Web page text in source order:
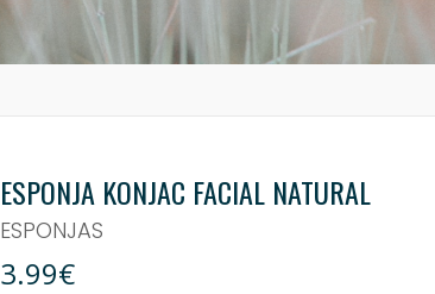
ESPONJA KONJAC FACIAL NATURAL
ESPONJAS
3.99€